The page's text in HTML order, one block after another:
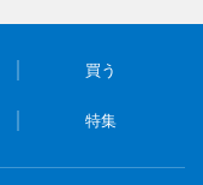
買う
特集